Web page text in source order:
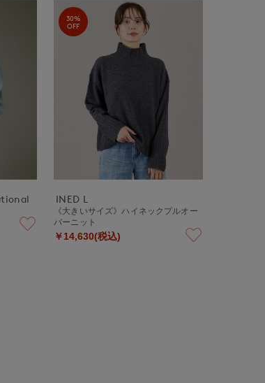
30%
OFF
INED L
《大きいサイズ》ハイネックプルオー
バーニット
￥14,630(税込)